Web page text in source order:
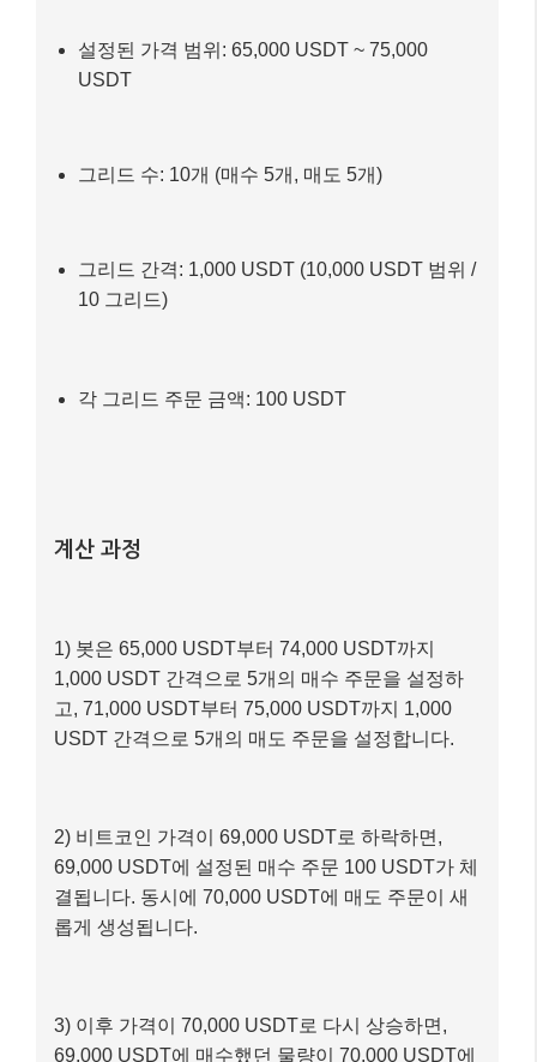
설정된 가격 범위: 65,000 USDT ~ 75,000
USDT
그리드 수: 10개 (매수 5개, 매도 5개)
그리드 간격: 1,000 USDT (10,000 USDT 범위 /
10 그리드)
각 그리드 주문 금액: 100 USDT
계산 과정
1) 봇은 65,000 USDT부터 74,000 USDT까지
1,000 USDT 간격으로 5개의 매수 주문을 설정하
고, 71,000 USDT부터 75,000 USDT까지 1,000
USDT 간격으로 5개의 매도 주문을 설정합니다.
2) 비트코인 가격이 69,000 USDT로 하락하면,
69,000 USDT에 설정된 매수 주문 100 USDT가 체
결됩니다. 동시에 70,000 USDT에 매도 주문이 새
롭게 생성됩니다.
3) 이후 가격이 70,000 USDT로 다시 상승하면,
69,000 USDT에 매수했던 물량이 70,000 USDT에